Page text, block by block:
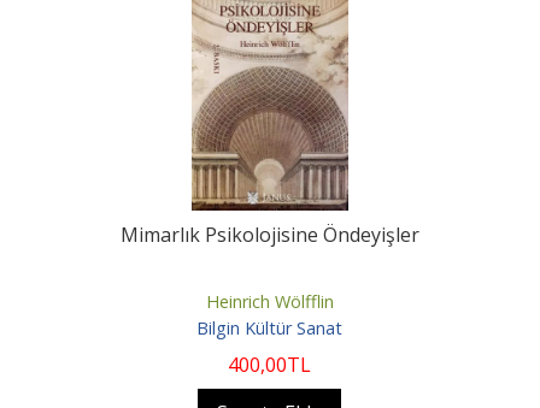
Mimarlık Psikolojisine Öndeyişler
Heinrich Wölfflin
Bilgin Kültür Sanat
400,00TL